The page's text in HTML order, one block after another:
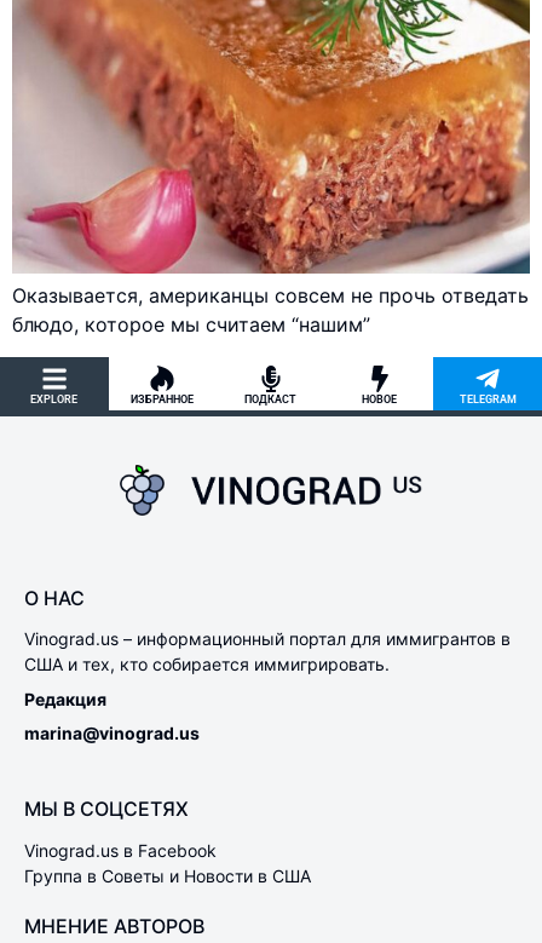
Оказывается, американцы совсем не прочь отведать
блюдо, которое мы считаем “нашим”
EXPLORE ИЗБРАННОЕ ПОДКАСТ НОВОЕ TELEGRAM
О НАС
Vinograd.us – информационный портал для иммигрантов в
США и тех, кто собирается иммигрировать.
Редакция
marina@vinograd.us
МЫ В СОЦСЕТЯХ
Vinograd.us в Facebook
Группа в Советы и Новости в США
МНЕНИЕ АВТОРОВ